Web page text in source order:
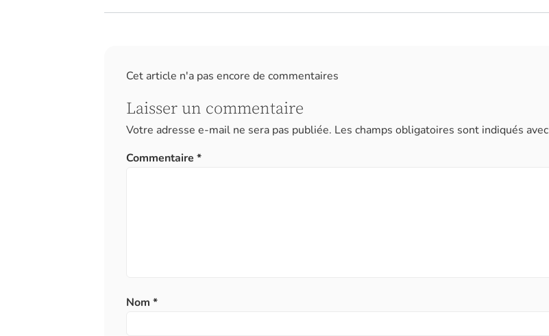
Cet article n'a pas encore de commentaires
Laisser un commentaire
Votre adresse e-mail ne sera pas publiée. Les champs obligatoires sont indiqués avec
Commentaire *
Nom *